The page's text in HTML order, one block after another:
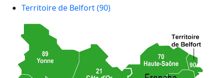
Territoire de Belfort (90)